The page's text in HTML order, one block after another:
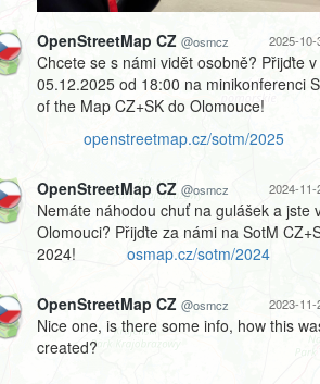
2025-10-
OpenStreetMap CZ @osmcz
Chcete se s námi vidět osobně? Přijďte
05.12.2025 od 18:00 na minikonferenci
of the Map CZ+SK do Olomouce!
openstreetmap.cz/sotm/2025
2024-11-
OpenStreetMap CZ @osmcz
Nemáte náhodou chuť na gulášek a jste
Olomouci? Přijďte za námi na SotM
2024!
osmap.cz/sotm/2024
2023-11-
OpenStreetMap CZ @osmcz
Nice one, is there some info, how this
created?